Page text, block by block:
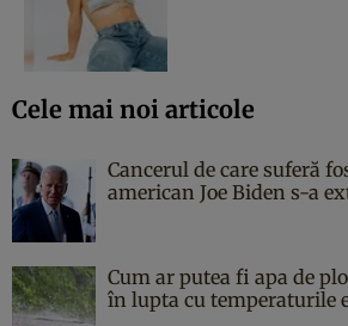
Cele mai noi articole
Cancerul de care suferă
american Joe Biden s-a
Cum ar putea fi apa de
în lupta cu temperaturile